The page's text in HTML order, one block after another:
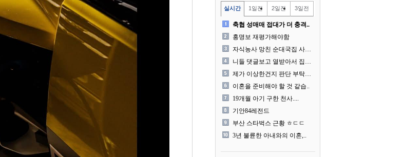
실시간 1일전 2일전 3일전
축협 성매매 접대가 더 충격..
홍명보 재평가해야함
자식농사 망친 순대국집 사장..
니들 댓글보고 열받아서 집구..
제가 이상한건지 판단 부탁드..
이혼을 준비해야 할 것 같습..
19개월 아기 구한 천사....
기안84레전드
부산 스타벅스 근황 ㅎㄷㄷ
3년 불륜한 아내와의 이혼,..